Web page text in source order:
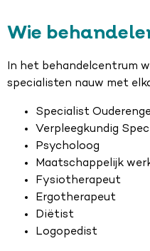
Wie
In het behandelcentrum
specialisten nauw met
Specialist
Verpleegkundig
Psycholoog
Maatschappelijk
Fysiotherapeut
Ergotherapeut
Diëtist
Logopedist